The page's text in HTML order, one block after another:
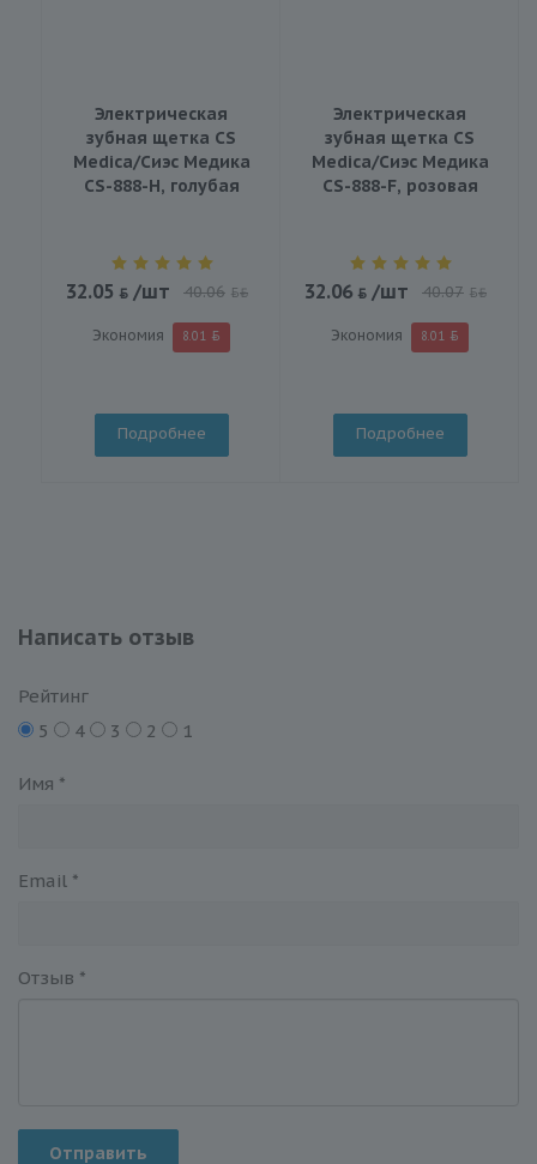
Электрическая
зубная щетка CS
Medica/Сиэс Медика
CS-888-H, голубая
32.05 /шт 40.06 BYN
Экономия 8.01
Подробнее
Электрическая
зубная щетка CS
Medica/Сиэс Медика
CS-888-F, розовая
32.06 /шт 40.07 BYN
Экономия 8.01
Подробнее
Написать отзыв
Рейтинг
5
4 3 2 1
Имя *
Email *
Отзыв *
Отправить